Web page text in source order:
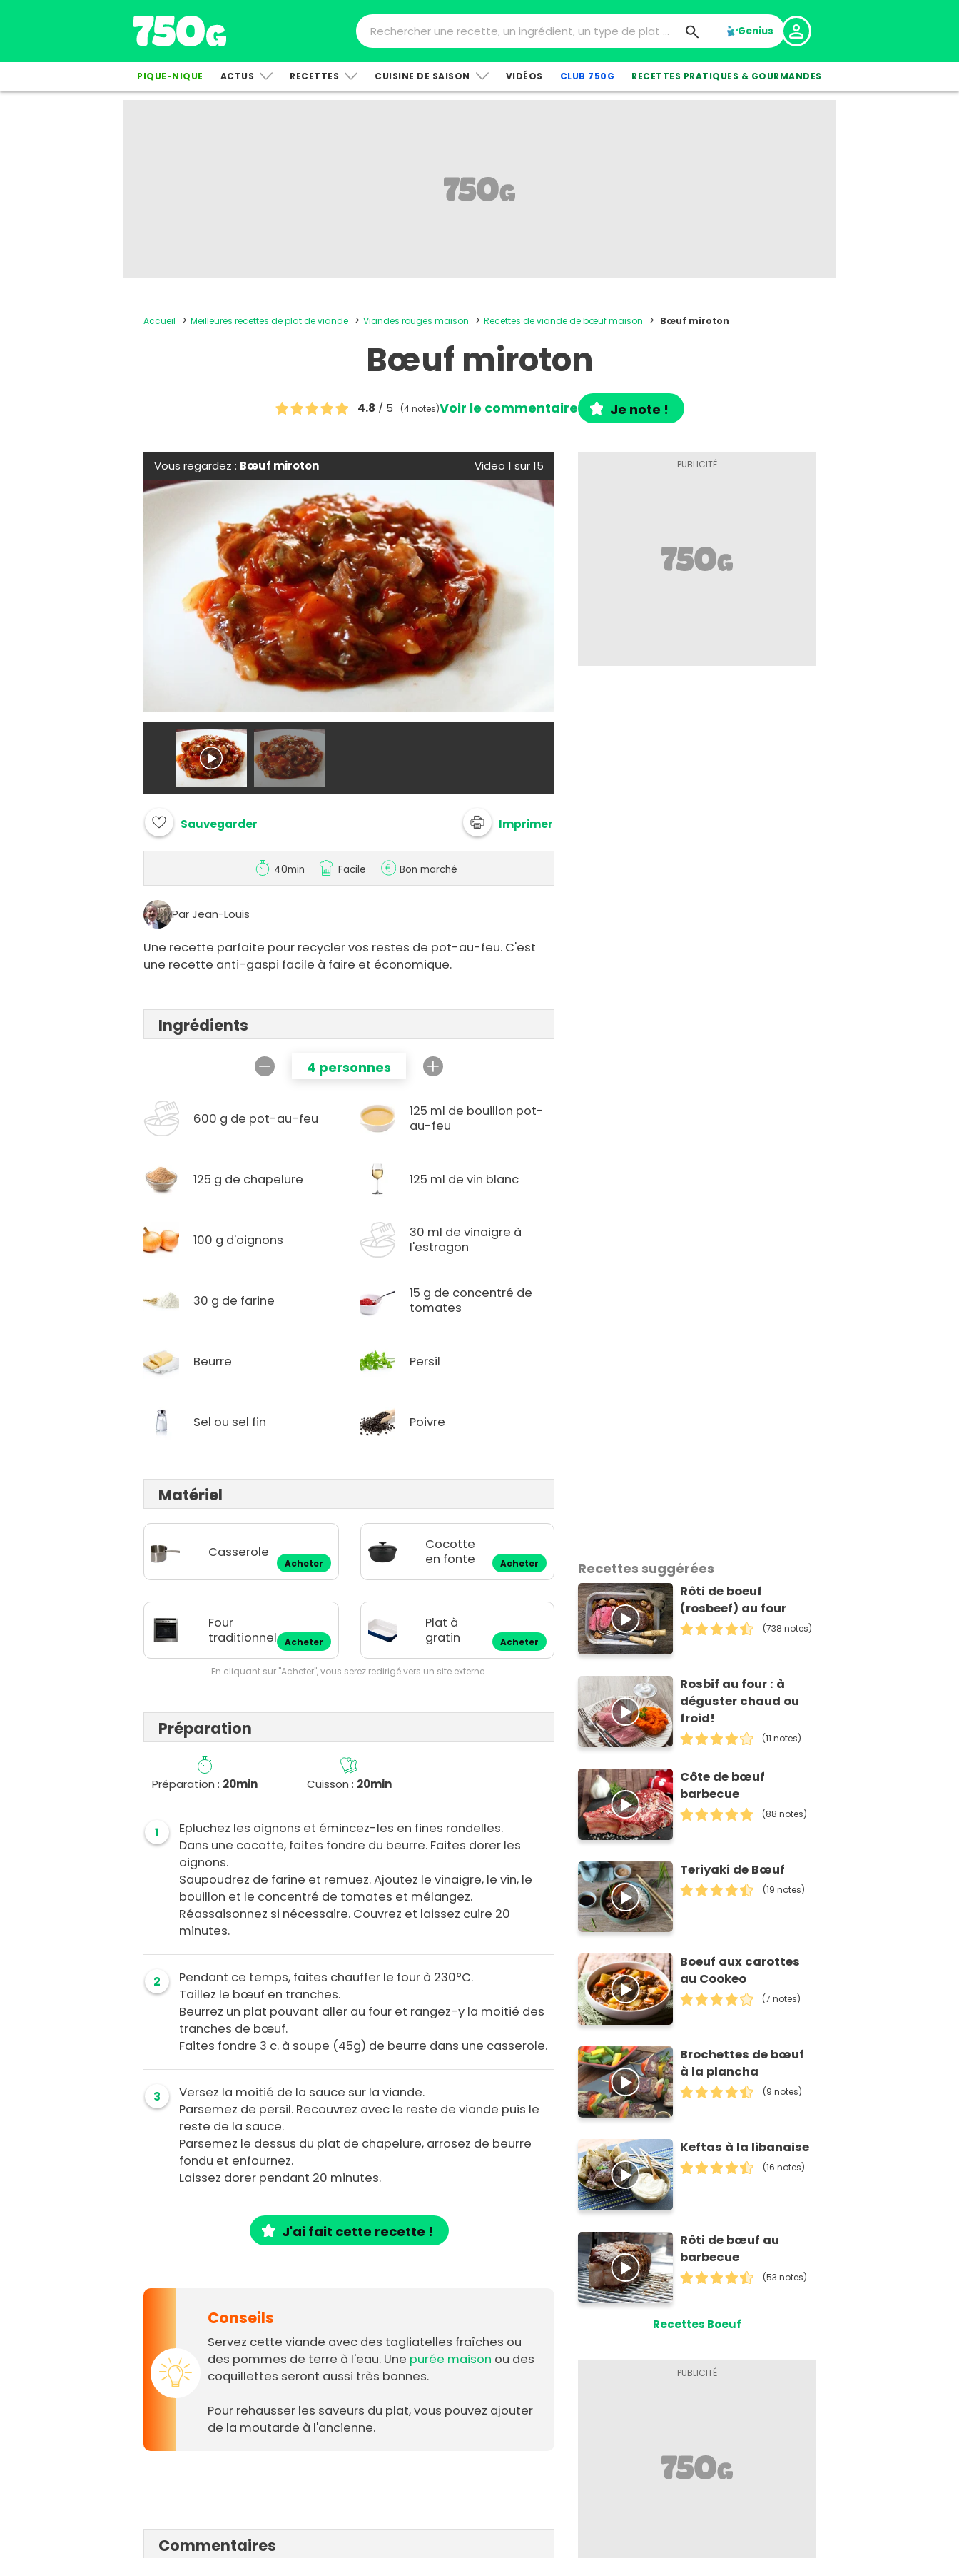
Genius
PIQUE-NIQUE ACTUS RECETTES CUISINE DE SAISON VIDÉOS CLUB 750G RECETTES PRATIQUES & GOURMANDES
Accueil Meilleures recettes de plat de viande Viandes rouges maison Recettes de viande de bœuf maison Bœuf miroton
Bœuf miroton
4.8 / 5 (4 notes)Voir le commentaire Je note !
Vous regardez : Bœuf miroton Video 1 sur 15
Sauvegarder Imprimer
40min Facile Bon marché
Par Jean-Louis
Une recette parfaite pour recycler vos restes de pot-au-feu. C'est
une recette anti-gaspi facile à faire et économique.
Ingrédients
4 personnes
600 g de pot-au-feu
125 ml de bouillon pot-
au-feu
125 g de chapelure 125 ml de vin blanc
100 g d'oignons
30 ml de vinaigre à
l'estragon
30 g de farine
15 g de concentré de
tomates
Beurre Persil
Sel ou sel fin Poivre
Matériel
Casserole
Acheter
Cocotte
en fonte
Acheter
Four
traditionnel
Acheter
Plat à
gratin
Acheter
En cliquant sur "Acheter", vous serez redirigé vers un site externe.
Préparation
Préparation : 20min Cuisson : 20min
1
Epluchez les oignons et émincez-les en fines rondelles.
Dans une cocotte, faites fondre du beurre. Faites dorer les
oignons.
Saupoudrez de farine et remuez. Ajoutez le vinaigre, le vin, le
bouillon et le concentré de tomates et mélangez.
Réassaisonnez si nécessaire. Couvrez et laissez cuire 20
minutes.
2
Pendant ce temps, faites chauffer le four à 230°C.
Taillez le bœuf en tranches.
Beurrez un plat pouvant aller au four et rangez-y la moitié des
tranches de bœuf.
Faites fondre 3 c. à soupe (45g) de beurre dans une casserole.
3
Versez la moitié de la sauce sur la viande.
Parsemez de persil. Recouvrez avec le reste de viande puis le
reste de la sauce.
Parsemez le dessus du plat de chapelure, arrosez de beurre
fondu et enfournez.
Laissez dorer pendant 20 minutes.
J'ai fait cette recette !
Conseils
Servez cette viande avec des tagliatelles fraîches ou
des pommes de terre à l'eau. Une purée maison ou des
coquillettes seront aussi très bonnes.
Pour rehausser les saveurs du plat, vous pouvez ajouter
de la moutarde à l'ancienne.
Commentaires
Recettes suggérées
Rôti de boeuf
(rosbeef) au four
(738 notes)
Rosbif au four : à
déguster chaud ou
froid!
(11 notes)
Côte de bœuf
barbecue
(88 notes)
Teriyaki de Bœuf
(19 notes)
Boeuf aux carottes
au Cookeo
(7 notes)
Brochettes de bœuf
à la plancha
(9 notes)
Keftas à la libanaise
(16 notes)
Rôti de bœuf au
barbecue
(53 notes)
Recettes Boeuf